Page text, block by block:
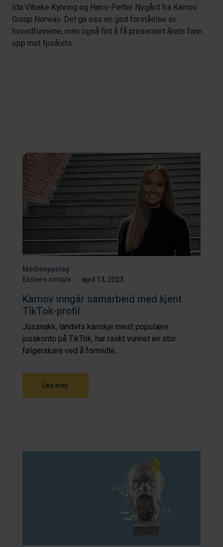
Ida Vibeke Kyhring og Hans-Petter Nygård fra Karnov
Group Norway. Det ga oss en god forståelse av
hovedfunnene, men også fint å få presentert årets funn
opp mot fjorårets.
Medieoppslag
Ekstern omtale
april 13, 2023
Karnov inngår samarbeid med kjent
TikTok-profil
Jussnakk, landets kanskje mest populære
jusskonto på TikTok, har raskt vunnet en stor
følgerskare ved å formidle...
Les mer